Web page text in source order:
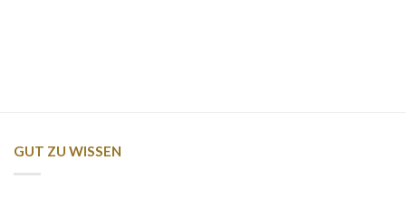
GUT ZU WISSEN